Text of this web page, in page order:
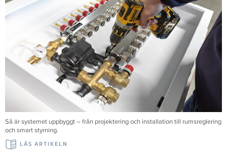
Så är systemet uppbyggt – från projektering och installation till rumsreglering
och smart styrning.
LÄS ARTIKELN